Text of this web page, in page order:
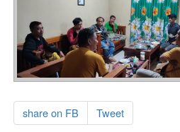
share on FB Tweet